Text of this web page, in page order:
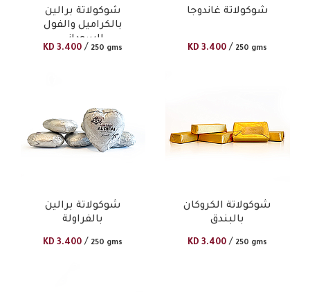
شوكولاتة برالين
بالكراميل والفول
السوداني
KD 3.400 / 250 gms
شوكولاتة غاندوجا
KD 3.400 / 250 gms
شوكولاتة برالين
بالفراولة
KD 3.400 / 250 gms
شوكولاتة الكروكان
بالبندق
KD 3.400 / 250 gms